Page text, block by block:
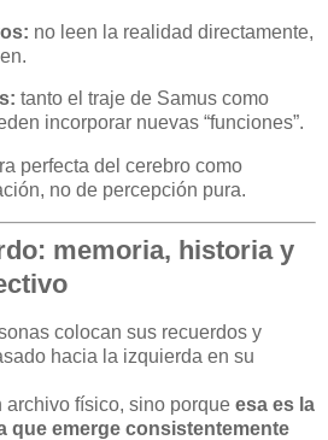
no leen la realidad directamente,
tanto el traje de Samus como
incorporar nuevas “funciones”.
perfecta del cerebro como
no de percepción pura.
memoria, historia y
colocan sus recuerdos y
hacia la izquierda en su
archivo físico, sino porque esa es la
que emerge consistentemente